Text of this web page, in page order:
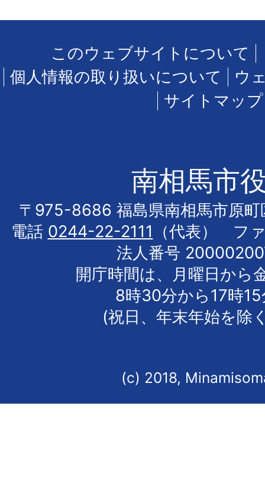
このウェブサイトについて
個人情報の取り扱いについて
ウ
サイトマップ
南相馬市
〒975-8686 福島県南相馬市原町
電話 0244-22-2111
（代表） フ
法人番号
開庁時間は、月曜日から
8時30分から17時
(祝日、年末年始を除
(c) 2018,